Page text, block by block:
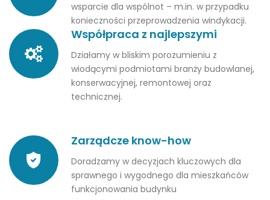
wsparcie dla wspólnot – m.in. w przypadku
konieczności przeprowadzenia windykacji.
Współpraca z najlepszymi
Działamy w bliskim porozumieniu z
wiodącymi podmiotami branży budowlanej,
konserwacyjnej, remontowej oraz
technicznej.
Zarządcze know-how
Doradzamy w decyzjach kluczowych dla
sprawnego i wygodnego dla mieszkańców
funkcjonowania budynku